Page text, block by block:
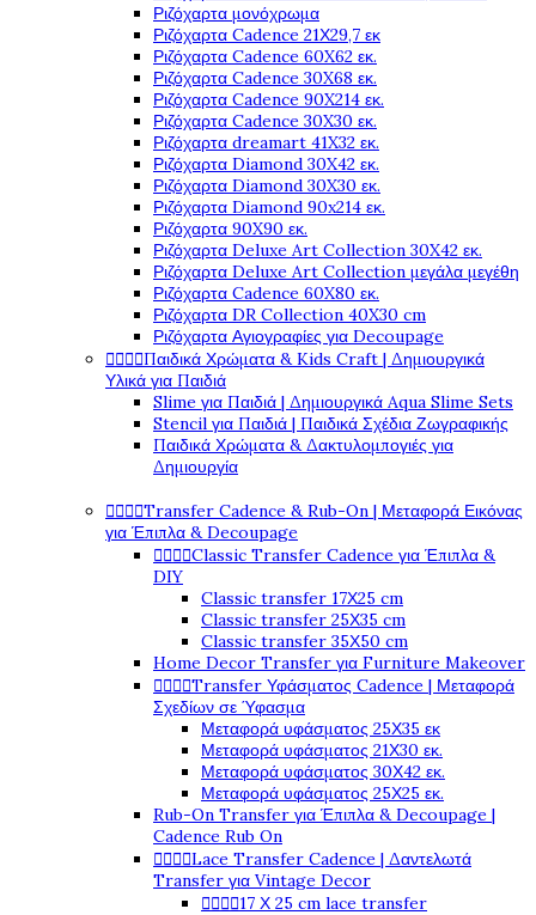
Ριζόχαρτα μονόχρωμα
Ριζόχαρτα Cadence 21Χ29,7 εκ
Ριζόχαρτα Cadence 60X62 εκ.
Ριζόχαρτα Cadence 30X68 εκ.
Ριζόχαρτα Cadence 90X214 εκ.
Ριζόχαρτα Cadence 30X30 εκ.
Ριζόχαρτα dreamart 41X32 εκ.
Ριζόχαρτα Diamond 30X42 εκ.
Ριζόχαρτα Diamond 30X30 εκ.
Ριζόχαρτα Diamond 90x214 εκ.
Ριζόχαρτα 90X90 εκ.
Ριζόχαρτα Deluxe Art Collection 30X42 εκ.
Ριζόχαρτα Deluxe Art Collection μεγάλα μεγέθη
Ριζόχαρτα Cadence 60X80 εκ.
Ριζόχαρτα DR Collection 40X30 cm
Ριζόχαρτα Αγιογραφίες για Decoupage
Παιδικά Χρώματα & Kids Craft | Δημιουργικά
Υλικά για Παιδιά
Slime για Παιδιά | Δημιουργικά Aqua Slime Sets
Stencil για Παιδιά | Παιδικά Σχέδια Ζωγραφικής
Παιδικά Χρώματα & Δακτυλομπογιές για
Δημιουργία
Transfer Cadence & Rub-On | Μεταφορά Εικόνας
για Έπιπλα & Decoupage
Classic Transfer Cadence για Έπιπλα &
DIY
Classic transfer 17Χ25 cm
Classic transfer 25Χ35 cm
Classic transfer 35Χ50 cm
Home Decor Transfer για Furniture Makeover
Transfer Υφάσματος Cadence | Μεταφορά
Σχεδίων σε Ύφασμα
Μεταφορά υφάσματος 25Χ35 εκ
Μεταφορά υφάσματος 21Χ30 εκ.
Μεταφορά υφάσματος 30Χ42 εκ.
Μεταφορά υφάσματος 25Χ25 εκ.
Rub-On Transfer για Έπιπλα & Decoupage |
Cadence Rub On
Lace Transfer Cadence | Δαντελωτά
Transfer για Vintage Decor
17 Χ 25 cm lace transfer